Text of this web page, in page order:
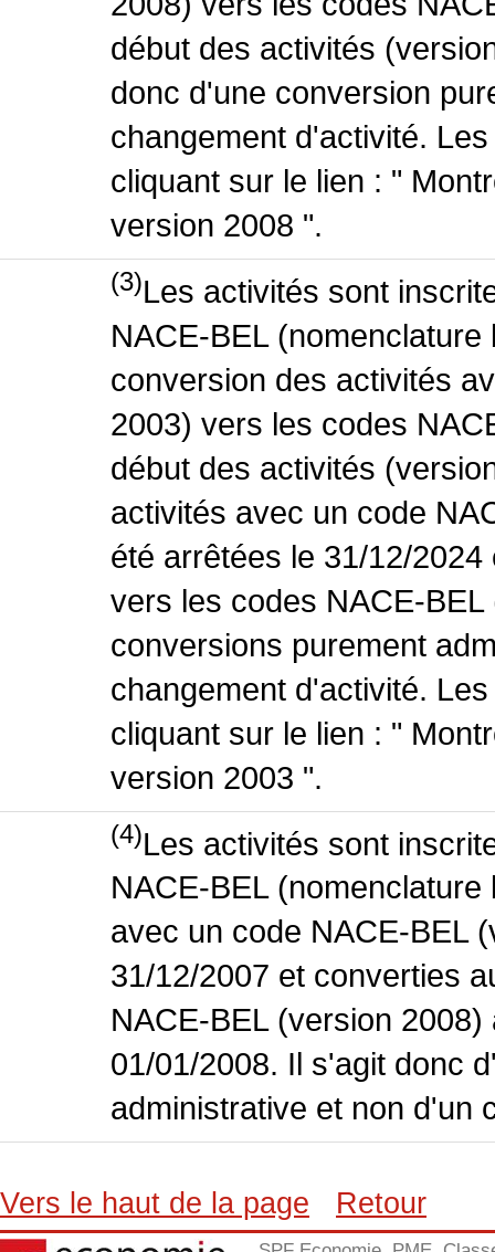
début des activités
donc d'une conversion
changement d'activité.
cliquant sur le lien : "
version 2008 ".
(3)Les activités sont
NACE-BEL
conversion des activités
2003) vers les codes
début des activités
activités avec un code
été arrêtées le 31/12/
vers les codes NACE-
conversions purement
changement d'activité.
cliquant sur le lien : "
version 2003 ".
(4)Les activités sont
NACE-BEL
avec un code NACE-BEL
31/12/2007 et converties
NACE-BEL (version
01/01/2008. Il s'agit donc
administrative et non d'un
Vers le haut de la page Retour